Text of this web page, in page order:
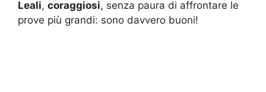
Leali, coraggiosi, senza paura di affrontare le
prove più grandi: sono davvero buoni!